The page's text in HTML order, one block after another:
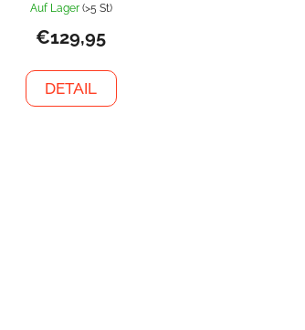
Auf Lager (>5 St)
€129,95
DETAIL